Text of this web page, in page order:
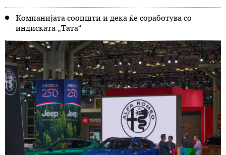
Компанијата соопшти и дека ќе соработува со
индиската „Тата“